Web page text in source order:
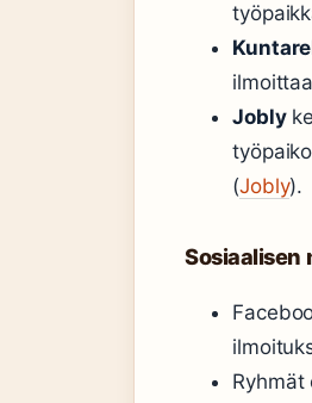
Jobly
(Jobly).
Sosiaalisen